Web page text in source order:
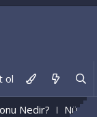
ol
Nedir?